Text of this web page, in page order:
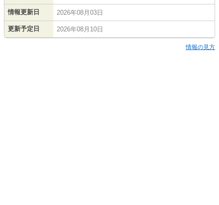
情報更新日 2026年08月03日
更新予定日 2026年08月10日
情報の見方